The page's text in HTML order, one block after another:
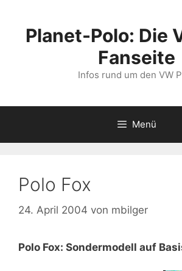
springenPlanet-Polo: Die
Fanseite
Infos rund um den VW
Menü
Polo Fox
24. April 2004 von mbilger
Polo Fox: Sondermodell auf